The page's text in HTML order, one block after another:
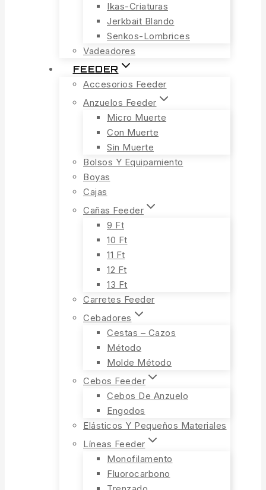
Ikas-Criaturas
Jerkbait Blando
Senkos-Lombrices
Vadeadores
FEEDER
Accesorios Feeder
Anzuelos Feeder
Micro Muerte
Con Muerte
Sin Muerte
Bolsos Y Equipamiento
Boyas
Cajas
Cañas Feeder
9 Ft
10 Ft
11 Ft
12 Ft
13 Ft
Carretes Feeder
Cebadores
Cestas – Cazos
Método
Molde Método
Cebos Feeder
Cebos De Anzuelo
Engodos
Elásticos Y Pequeños Materiales
Líneas Feeder
Monofilamento
Fluorocarbono